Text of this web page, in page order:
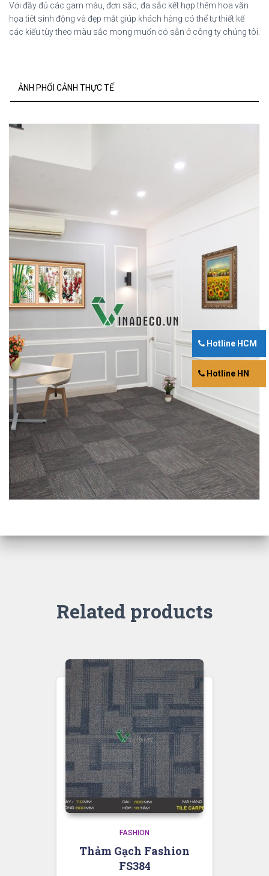
Với đầy đủ các gam màu, đơn sắc, đa sắc kết hợp thêm hoa văn
họa tiêt sinh động và đẹp mắt giúp khách hàng có thể tự thiết kế
các kiểu tùy theo màu sắc mong muốn có sẵn ở công ty chúng tôi.
ẢNH PHỐI CẢNH THỰC TẾ
Related products
FASHION
Thảm Gạch Fashion
FS384
Hotline HCM
Hotline HN